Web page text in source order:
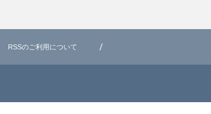
RSSのご利用について